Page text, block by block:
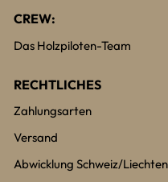
CREW:
Das Holzpiloten-Team
RECHTLICHES
Zahlungsarten
Versand
Abwicklung Schweiz/